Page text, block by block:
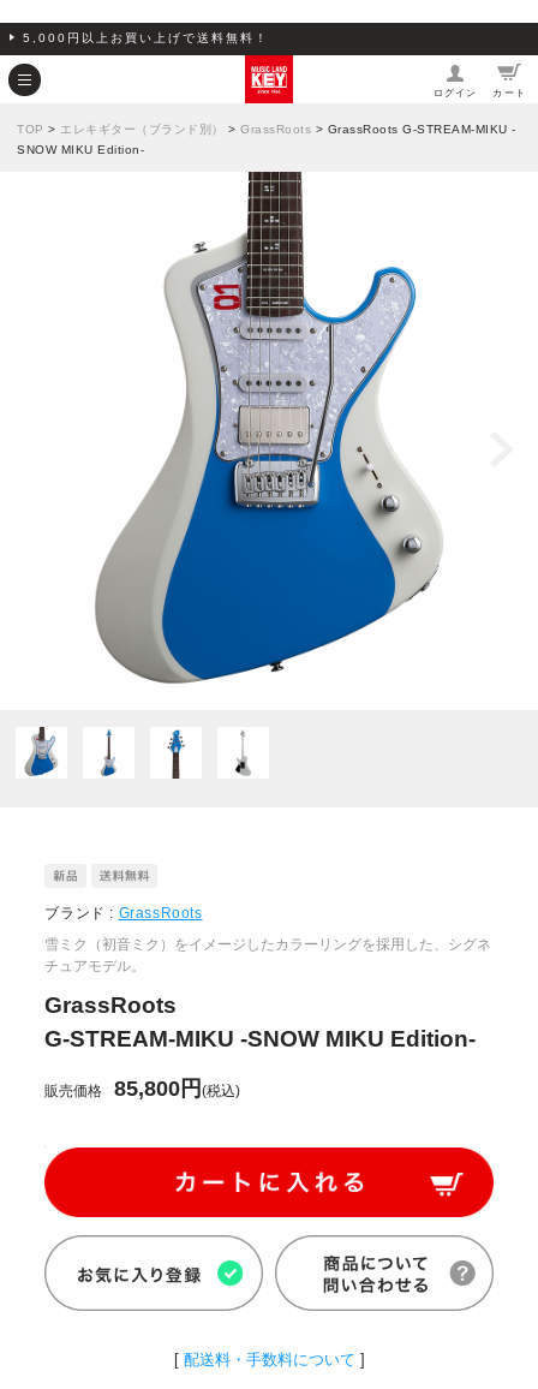
5,000円以上お買い上げで送料無料！
ログイン カート
TOP > エレキギター（ブランド別） > GrassRoots > GrassRoots G-STREAM-MIKU -
SNOW MIKU Edition-
ブランド : GrassRoots
雪ミク（初音ミク）をイメージしたカラーリングを採用した、シグネ
チュアモデル。
GrassRoots
G-STREAM-MIKU -SNOW MIKU Edition-
販売価格 85,800円(税込)
[ 配送料・手数料について ]